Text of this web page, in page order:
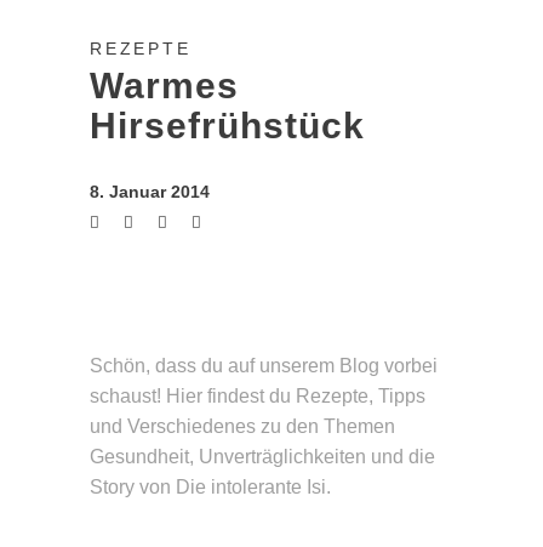
REZEPTE
Warmes
Hirsefrühstück
8. Januar 2014
Schön, dass du auf unserem Blog vorbei
schaust! Hier findest du Rezepte, Tipps
und Verschie­denes zu den Themen
Gesund­heit, Unverträg­lichkeiten und die
Story von Die intolerante Isi.